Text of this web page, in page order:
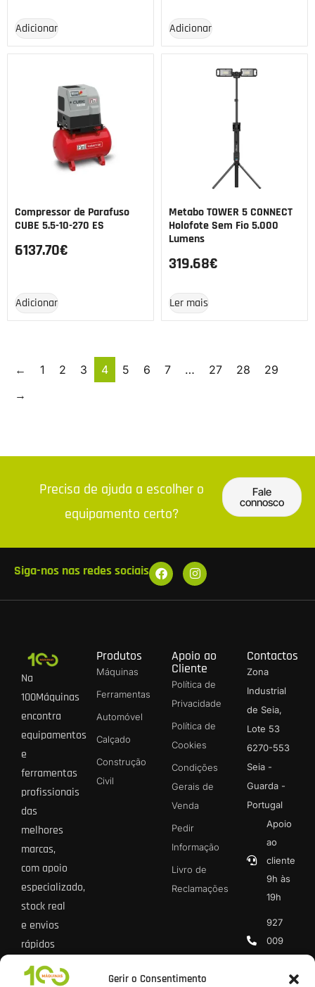
Gerir o Consentimento
Adicionar Adicionar
Compressor de Parafuso
CUBE 5.5-10-270 ES
6137.70€
Adicionar
Metabo TOWER 5 CONNECT
Holofote Sem Fio 5.000
Lumens
319.68€
Ler mais
← 1 2 3 4 5 6 7 … 27 28
29
→
Precisa de ajuda a escolher o
equipamento certo?
Fale
connosco
Siga-nos nas redes sociais
Na
100Máquinas
encontra
equipamentos
e
ferramentas
profissionais
das
melhores
marcas,
com apoio
especializado,
stock real
e envios
rápidos
para todo
o país.
Produtos
Máquinas
Ferramentas
Automóvel
Calçado
Construção
Civil
Apoio ao
Cliente
Política de
Privacidade
Política de
Cookies
Condições
Gerais de
Venda
Pedir
Informação
Livro de
Reclamações
Contactos
Zona
Industrial
de Seia,
Lote 53
6270-553
Seia -
Guarda -
Portugal
Apoio
ao
cliente
9h às
19h
927
009